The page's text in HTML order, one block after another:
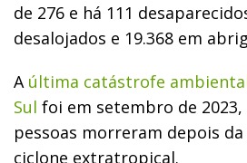
de 276 e há 111
desalojados e 19.368 em
A última catástrofe
Sul foi em setembro de 2023,
pessoas morreram depois
ciclone extratropical.